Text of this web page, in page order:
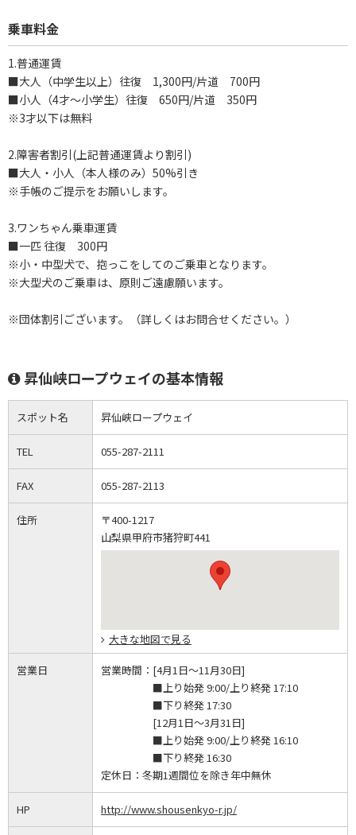
乗車料金
1.普通運賃
■大人（中学生以上）往復 1,300円/片道 700円
■小人（4才～小学生）往復 650円/片道 350円
※3才以下は無料
2.障害者割引(上記普通運賃より割引)
■大人・小人（本人様のみ）50%引き
※手帳のご提示をお願いします。
3.ワンちゃん乗車運賃
■一匹 往復 300円
※小・中型犬で、抱っこをしてのご乗車となります。
※大型犬のご乗車は、原則ご遠慮願います。
※団体割引ございます。（詳しくはお問合せください。）
昇仙峡ロープウェイの基本情報
スポット名 昇仙峡ロープウェイ
TEL 055-287-2111
FAX 055-287-2113
住所
〒400-1217
山梨県甲府市猪狩町441
大きな地図で見る
営業日 営業時間： [4月1日～11月30日]
■上り始発 9:00/上り終発 17:10
■下り終発 17:30
[12月1日～3月31日]
■上り始発 9:00/上り終発 16:10
■下り終発 16:30
定休日： 冬期1週間位を除き年中無休
HP http://www.shousenkyo-r.jp/